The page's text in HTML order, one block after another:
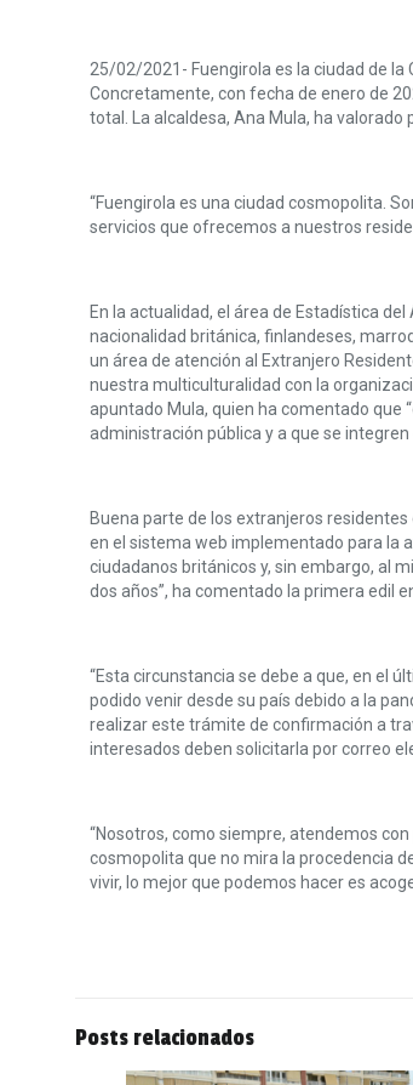
25/02/2021- Fuengirola es la ciudad de la
Concretamente, con fecha de enero de
total. La alcaldesa, Ana Mula, ha valorado
“Fuengirola es una ciudad cosmopolita.
servicios que ofrecemos a nuestros
En la actualidad, el área de Estadística
nacionalidad británica, finlandeses,
un área de atención al Extranjero
nuestra multiculturalidad con la
apuntado Mula, quien ha comentado que
administración pública y a que se integren
Buena parte de los extranjeros
en el sistema web implementado para la
ciudadanos británicos y, sin embargo, al
dos años”, ha comentado la primera edil
“Esta circunstancia se debe a que, en el
podido venir desde su país debido a la
realizar este trámite de confirmación a
interesados deben solicitarla por correo
“Nosotros, como siempre, atendemos
cosmopolita que no mira la procedencia
vivir, lo mejor que podemos hacer es
Posts relacionados